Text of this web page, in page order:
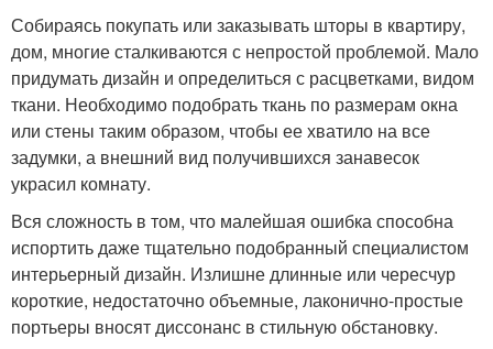
Собираясь покупать или заказывать шторы в квартиру,
дом, многие сталкиваются с непростой проблемой. Мало
придумать дизайн и определиться с расцветками, видом
ткани. Необходимо подобрать ткань по размерам окна
или стены таким образом, чтобы ее хватило на все
задумки, а внешний вид получившихся занавесок
украсил комнату.
Вся сложность в том, что малейшая ошибка способна
испортить даже тщательно подобранный специалистом
интерьерный дизайн. Излишне длинные или чересчур
короткие, недостаточно объемные, лаконично-простые
портьеры вносят диссонанс в стильную обстановку.